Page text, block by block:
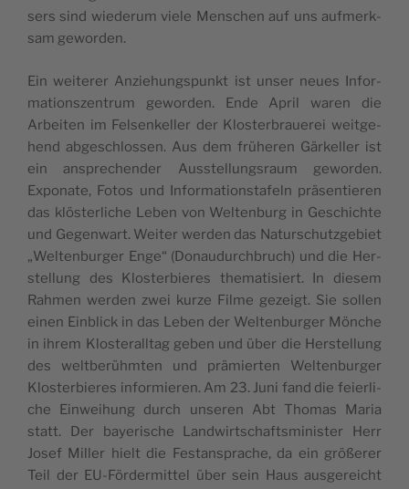
sers sind wie­der­um vie­le Men­schen auf uns auf­merk­
sam geworden.
Ein wei­te­rer Anzie­hungs­punkt ist unser neu­es Infor­
ma­ti­ons­zen­trum gewor­den. Ende April waren die
Arbei­ten im Fel­sen­kel­ler der Klos­ter­braue­rei weit­ge­
hend abge­schlos­sen. Aus dem frü­he­ren Gär­kel­ler ist
ein anspre­chen­der Aus­stel­lungs­raum gewor­den.
Expo­na­te, Fotos und Infor­ma­ti­ons­ta­feln prä­sen­tie­ren
das klös­ter­li­che Leben von Wel­ten­burg in Geschich­te
und Gegen­wart. Wei­ter wer­den das Natur­schutz­ge­biet
„Wel­ten­bur­ger Enge“ (Donau­durch­bruch) und die Her­
stel­lung des Klos­ter­bie­res the­ma­ti­siert. In die­sem
Rah­men wer­den zwei kur­ze Fil­me gezeigt. Sie sol­len
einen Ein­blick in das Leben der Wel­ten­bur­ger Mön­che
in ihrem Klos­ter­all­tag geben und über die Her­stel­lung
des welt­be­rühm­ten und prä­mier­ten Wel­ten­bur­ger
Klos­ter­bie­res infor­mie­ren. Am 23. Juni fand die fei­er­li­
che Ein­wei­hung durch unse­ren Abt Tho­mas Maria
statt. Der baye­ri­sche Land­wirt­schafts­mi­nis­ter Herr
Josef Mil­ler hielt die Fest­an­spra­che, da ein grö­ße­rer
Teil der EU-För­der­mit­tel über sein Haus aus­ge­reicht